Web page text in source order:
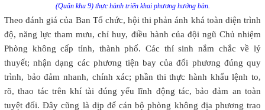
(Quân khu 9) thực hành triển khai phương hướng bàn.
Theo đánh giá của Ban Tổ chức, hội thi phản ánh khá toàn diện trình
độ, năng lực tham mưu, chỉ huy, điều hành của đội ngũ Chủ nhiệm
Phòng không cấp tỉnh, thành phố. Các thí sinh nắm chắc về lý
thuyết; nhận dạng các phương tiện bay của đối phương đúng quy
trình, bảo đảm nhanh, chính xác; phần thi thực hành khẩu lệnh to,
rõ, thao tác trên khí tài đúng yếu lĩnh động tác, bảo đảm an toàn
tuyệt đối. Đây cũng là dịp để cán bộ phòng không địa phương trao